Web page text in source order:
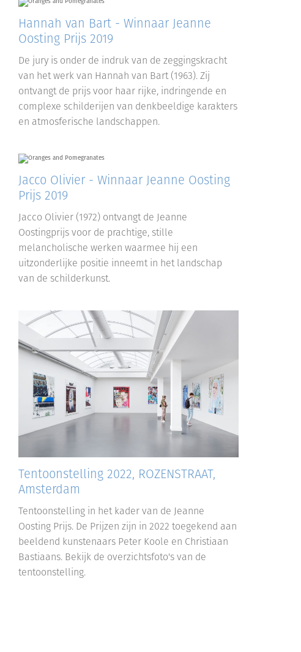
Hannah van Bart - Winnaar Jeanne
Oosting Prijs 2019
De jury is onder de indruk van de zeggingskracht
van het werk van Hannah van Bart (1963). Zij
ontvangt de prijs voor haar rijke, indringende en
complexe schilderijen van denkbeeldige karakters
en atmosferische landschappen.
Jacco Olivier - Winnaar Jeanne Oosting
Prijs 2019
Jacco Olivier (1972) ontvangt de Jeanne
Oostingprijs voor de prachtige, stille
melancholische werken waarmee hij een
uitzonderlijke positie inneemt in het landschap
van de schilderkunst.
Tentoonstelling 2022, ROZENSTRAAT,
Amsterdam
Tentoonstelling in het kader van de Jeanne
Oosting Prijs. De Prijzen zijn in 2022 toegekend aan
beeldend kunstenaars Peter Koole en Christiaan
Bastiaans. Bekijk de overzichtsfoto's van de
tentoonstelling.